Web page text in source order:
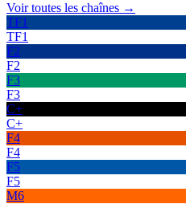
Voir toutes les chaînes →
TF1
TF1
F2
F2
F3
F3
C+
C+
F4
F4
F5
F5
M6